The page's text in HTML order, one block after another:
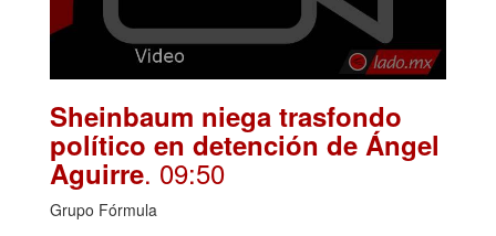
Sheinbaum niega trasfondo
político en detención de Ángel
Aguirre. 09:50
Grupo Fórmula